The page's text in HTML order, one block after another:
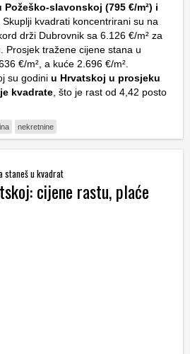
Požeško-slavonskoj (795 €/m²) i
Skuplji kvadrati koncentrirani su na
drži Dubrovnik sa 6.126 €/m² za
Prosjek tražene cijene stana u
€/m², a kuće 2.696 €/m².
su godini u Hrvatskoj u prosjeku
kvadrate , što je rast od 4,42 posto
nekretnine
staneš u kvadrat
cijene rastu, plaće